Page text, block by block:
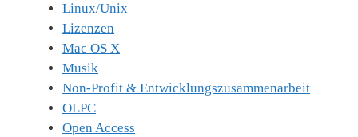
Linux/Unix
Lizenzen
Mac OS X
Musik
Non-Profit & Entwicklungszusammenarbeit
OLPC
Open Access